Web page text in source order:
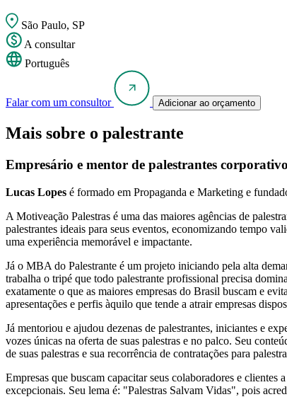
São Paulo, SP
A consultar
Português
Falar com um consultor Adicionar ao orçamento
Mais sobre o palestrante
Empresário e mentor de palestrantes
Lucas Lopes é formado em Propaganda e Marketing e
A Motiveação Palestras é uma das maiores agências de
palestrantes ideais para seus eventos, economizando tempo
uma experiência memorável e impactante.
Já o MBA do Palestrante é um projeto iniciando pela alta
trabalha o tripé que todo palestrante profissional precisa
exatamente o que as maiores empresas do Brasil buscam e
apresentações e perfis àquilo que tende a atrair empresas
Já mentoriou e ajudou dezenas de palestrantes, iniciantes e
vozes únicas na oferta de suas palestras e no palco. Seu
de suas palestras e sua recorrência de contratações para
Empresas que buscam capacitar seus colaboradores e
excepcionais. Seu lema é: "Palestras Salvam Vidas", pois